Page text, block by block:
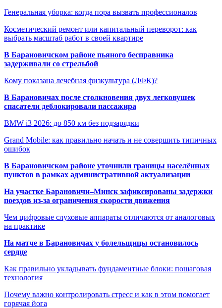
Генеральная уборка: когда пора вызвать профессионалов
Косметический ремонт или капитальный переворот: как
выбрать масштаб работ в своей квартире
В Барановичском районе пьяного бесправника
задерживали со стрельбой
Кому показана лечебная физкультура (ЛФК)?
В Барановичах после столкновения двух легковушек
спасатели деблокировали пассажира
BMW i3 2026: до 850 км без подзарядки
Grand Mobile: как правильно начать и не совершить типичных
ошибок
В Барановичском районе уточнили границы населённых
пунктов в рамках административной актуализации
На участке Барановичи–Минск зафиксированы задержки
поездов из-за ограничения скорости движения
Чем цифровые слуховые аппараты отличаются от аналоговых
на практике
На матче в Барановичах у болельщицы остановилось
сердце
Как правильно укладывать фундаментные блоки: пошаговая
технология
Почему важно контролировать стресс и как в этом помогает
горячая йога